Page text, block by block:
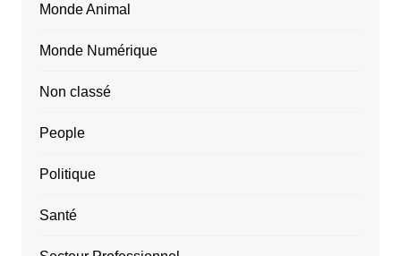
Monde Animal
Monde Numérique
Non classé
People
Politique
Santé